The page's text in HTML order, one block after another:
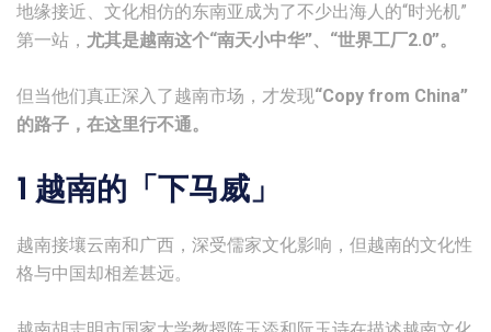
地缘接近、文化相仿的东南亚成为了不少出海人的“时光机”
第一站， 尤其是越南这个“南天小中华”、“世界工厂2.0”。
但当他们真正深入了越南市场，才发现“Copy from China”
的路子，在这里行不通。
1 越南的「下马威」
越南接壤云南和广西，深受儒家文化影响，但越南的文化性
格与中国却相差甚远。